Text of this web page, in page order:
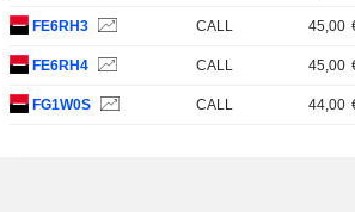
FE6RH3 CALL 45,00
FE6RH4 CALL 45,00
FG1W0S CALL 44,00